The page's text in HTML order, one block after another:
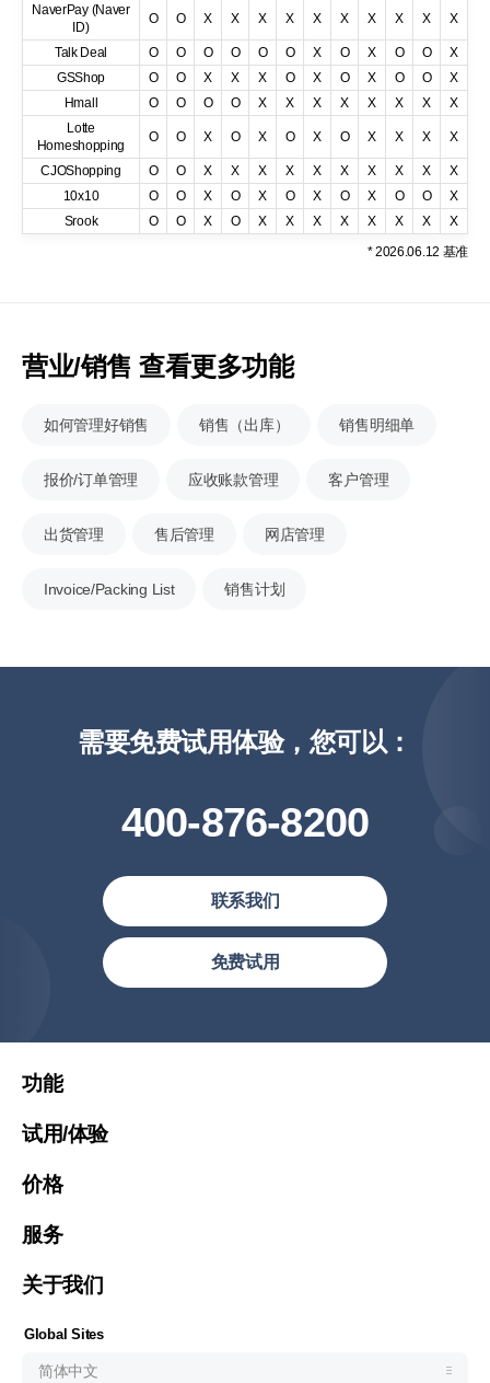
NaverPay (Naver
ID)
O O X X X X X X X X X X
Talk Deal O O O O O O X O X O O
X
GSShop
O O X X X O X O X O O
X
Hmall
O O O O X X X X X X X
X
Lotte
Homeshopping
O O X O X O X O X X X X
CJOShopping O O X X X X X X X X X
X
10x10
O O X O X O X O X O O
X
Srook
O O X O X X X X X X X
X
* 2026.06.12 基准
营业/销售 查看更多功能
如何管理好销售 销售（出库） 销售明细单
报价/订单管理 应收账款管理 客户管理
出货管理 售后管理 网店管理
Invoice/Packing List 销售计划
需要免费试用体验，您可以：
400-876-8200
联系我们
免费试用
功能
试用/体验
价格
服务
关于我们
Global Sites
简体中文
简体中文
United States (English)
Malaysia (English)
한국 (한국어)
Indonesia (Bahasa Indonesia)
Philipines(English)
Узбекистан (русский)